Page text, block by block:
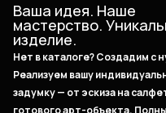
Ваша идея. Наше
мастерство.
изделие.
Нет в каталоге? Создадим с
Реализуем вашу
задумку — от эскиза на